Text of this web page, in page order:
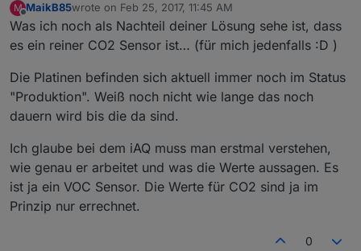
M
Offline
MaikB85wrote on Feb 25, 2017, 11:45 AM
last edited by
Was ich noch als Nachteil deiner Lösung sehe ist, dass
es ein reiner CO2 Sensor ist… (für mich jedenfalls :D )
Die Platinen befinden sich aktuell immer noch im Status
"Produktion". Weiß noch nicht wie lange das noch
dauern wird bis die da sind.
Ich glaube bei dem iAQ muss man erstmal verstehen,
wie genau er arbeitet und was die Werte aussagen. Es
ist ja ein VOC Sensor. Die Werte für CO2 sind ja im
Prinzip nur errechnet.
0